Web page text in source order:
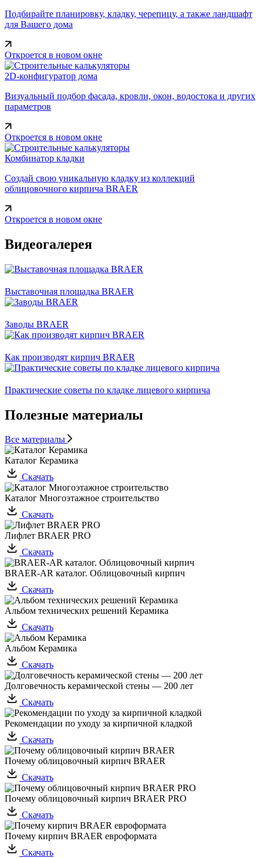
Подбирайте планировку, кладку, черепицу, а также ландшафт
для Вашего дома
Откроется в новом окне
2D-конфигуратор дома
Визуальный подбор фасада, кровли, окон, водостока и других
параметров
Откроется в новом окне
Комбинатор кладки
Создай свою уникальную кладку из коллекций
облицовочного кирпича BRAER
Откроется в новом окне
Видеогалерея
Выставочная площадка BRAER
Заводы BRAER
Как производят кирпич BRAER
Практические советы по кладке лицевого кирпича
Полезные материалы
Все материалы
Каталог Керамика
Скачать
Каталог Многоэтажное строительство
Скачать
Лифлет BRAER PRO
Скачать
BRAER-AR каталог. Облицовочный кирпич
Скачать
Альбом технических решений Керамика
Скачать
Альбом Керамика
Скачать
Долговечность керамической стены — 200 лет
Скачать
Рекомендации по уходу за кирпичной кладкой
Скачать
Почему облицовочный кирпич BRAER
Скачать
Почему облицовочный кирпич BRAER PRO
Скачать
Почему кирпич BRAER евроформата
Скачать